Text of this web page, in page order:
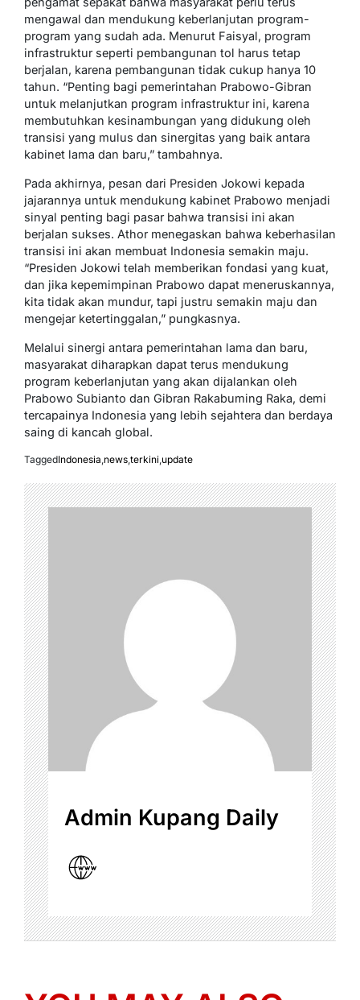
mengawal dan mendukung keberlanjutan program-
program yang sudah ada. Menurut Faisyal, program
infrastruktur seperti pembangunan tol harus tetap
berjalan, karena pembangunan tidak cukup hanya 10
tahun. “Penting bagi pemerintahan Prabowo-Gibran
untuk melanjutkan program infrastruktur ini, karena
membutuhkan kesinambungan yang didukung oleh
transisi yang mulus dan sinergitas yang baik antara
kabinet lama dan baru,” tambahnya.
Pada akhirnya, pesan dari Presiden Jokowi kepada
jajarannya untuk mendukung kabinet Prabowo menjadi
sinyal penting bagi pasar bahwa transisi ini akan
berjalan sukses. Athor menegaskan bahwa keberhasilan
transisi ini akan membuat Indonesia semakin maju.
“Presiden Jokowi telah memberikan fondasi yang kuat,
dan jika kepemimpinan Prabowo dapat meneruskannya,
kita tidak akan mundur, tapi justru semakin maju dan
mengejar ketertinggalan,” pungkasnya.
Melalui sinergi antara pemerintahan lama dan baru,
masyarakat diharapkan dapat terus mendukung
program keberlanjutan yang akan dijalankan oleh
Prabowo Subianto dan Gibran Rakabuming Raka, demi
tercapainya Indonesia yang lebih sejahtera dan berdaya
saing di kancah global.
TaggedIndonesia,news,terkini,update
Admin Kupang Daily